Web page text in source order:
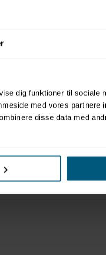
dig funktioner til sociale
med vores partnere
disse data med